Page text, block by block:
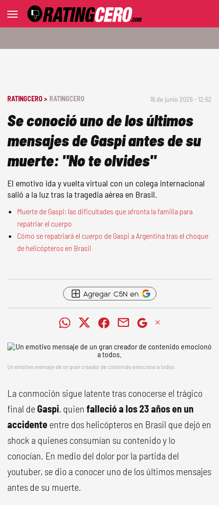
RATINGCERO > RATINGCERO 16 de junio 2026 - 12:52
Se conoció uno de los últimos
mensajes de Gaspi antes de su
muerte: "No te olvides"
El emotivo ida y vuelta virtual con un colega internacional
salió a la luz tras la tragedia aérea en Brasil.
Muerte de Gaspi: las dificultades que afronta la familia para
repatriar el cuerpo
Cómo se repatriará el cuerpo de Gaspi a Argentina tras el choque
de helicópteros en Brasil
Agregar C5N en
Un emotivo mensaje de un gran creador de contenido emocionó a todos.
La conmoción sigue latente tras conocerse el trágico
final deGaspi, quien falleció a los 23 años en un
accidente entre dos helicópteros en Brasil que dejó en
shock a quienes consumían su contenido y lo
conocían. En medio del dolor por la partida del
youtuber, se dio a conocer uno de los últimos mensajes
antes de su muerte.